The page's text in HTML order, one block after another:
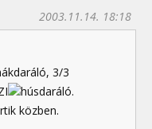
2003.11.14. 18:18
3/3
húsdaráló.
közben.